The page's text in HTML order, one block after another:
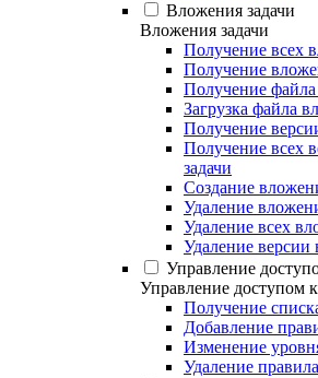
Вложения задачи
Вложения задачи
Получение всех
Получение
Получение файла
Загрузка файла
Получение
Получение всех
задачи
Создание
Удаление
Удаление всех
Удаление версии
Управление
Управление доступом
Получение
Добавление
Изменение
Удаление